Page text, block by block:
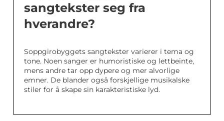
sangtekster seg fra
hverandre?
Soppgirobyggets sangtekster varierer i tema og
tone. Noen sanger er humoristiske og lettbeinte,
mens andre tar opp dypere og mer alvorlige
emner. De blander også forskjellige musikalske
stiler for å skape sin karakteristiske lyd.